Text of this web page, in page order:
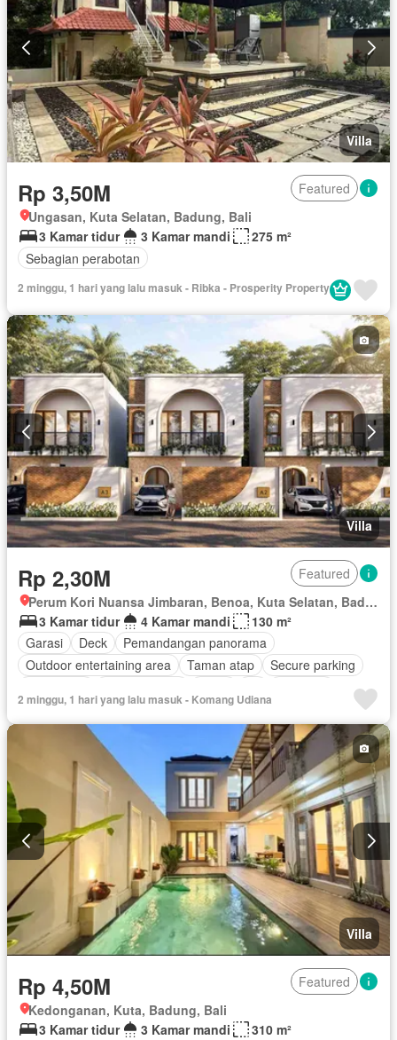
Berperabot lengkap
Villa
Rp 3,50M
Featured
Ungasan, Kuta Selatan, Badung, Bali
3 Kamar tidur
3 Kamar mandi
275 m²
Sebagian perabotan
2 minggu, 1 hari yang lalu masuk - Ribka - Prosperity Property
Villa
Rp 2,30M
Featured
Perum Kori Nuansa Jimbaran, Benoa, Kuta Selatan, Badung, Bali
3 Kamar tidur
4 Kamar mandi
130 m²
Garasi
Deck
Pemandangan panorama
Outdoor entertaining area
Taman atap
Secure parking
Taman
Listrik Tanpa perabotan
2 minggu, 1 hari yang lalu masuk - Komang Udiana
Villa
Rp 4,50M
Featured
Kedonganan, Kuta, Badung, Bali
3 Kamar tidur
3 Kamar mandi
310 m²